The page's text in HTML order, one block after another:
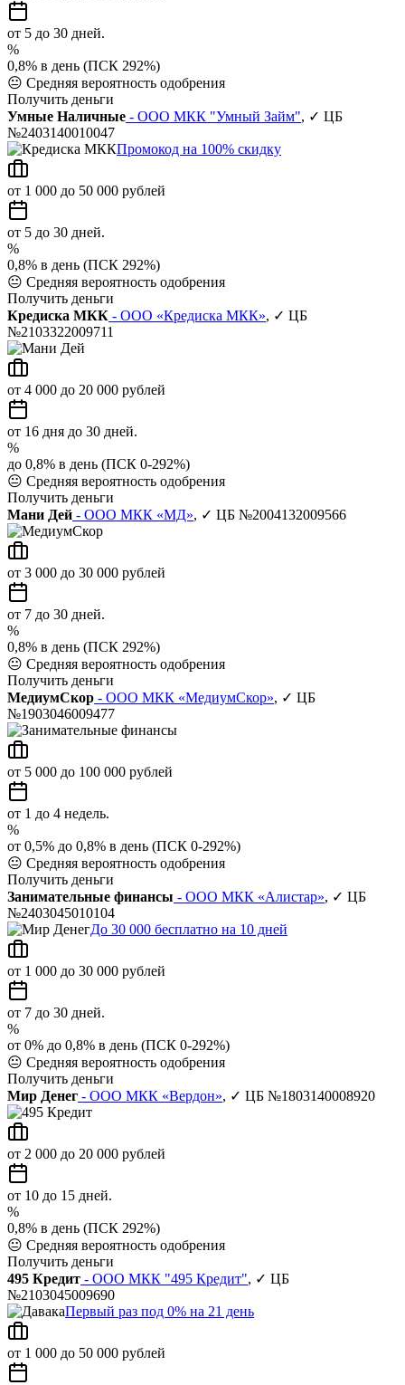
от 5 до 30 дней.
%
0,8% в день (ПСК 292%)
😐 Средняя вероятность одобрения
Получить деньги
Умные Наличные - ООО МКК "Умный Займ", ✓ ЦБ
№2403140010047
Промокод на 100% скидку
от 1 000 до 50 000 рублей
от 5 до 30 дней.
%
0,8% в день (ПСК 292%)
😐 Средняя вероятность одобрения
Получить деньги
Кредиска МКК - ООО «Кредиска МКК», ✓ ЦБ
№2103322009711
от 4 000 до 20 000 рублей
от 16 дня до 30 дней.
%
до 0,8% в день (ПСК 0-292%)
😐 Средняя вероятность одобрения
Получить деньги
Мани Дей - ООО МКК «МД», ✓ ЦБ №2004132009566
от 3 000 до 30 000 рублей
от 7 до 30 дней.
%
0,8% в день (ПСК 292%)
😐 Средняя вероятность одобрения
Получить деньги
МедиумСкор - ООО МКК «МедиумСкор», ✓ ЦБ
№1903046009477
от 5 000 до 100 000 рублей
от 1 до 4 недель.
%
от 0,5% до 0,8% в день (ПСК 0-292%)
😐 Средняя вероятность одобрения
Получить деньги
Занимательные финансы - ООО МКК «Алистар», ✓ ЦБ
№2403045010104
До 30 000 бесплатно на 10 дней
от 1 000 до 30 000 рублей
от 7 до 30 дней.
%
от 0% до 0,8% в день (ПСК 0-292%)
😐 Средняя вероятность одобрения
Получить деньги
Мир Денег - ООО МКК «Вердон», ✓ ЦБ №1803140008920
от 2 000 до 20 000 рублей
от 10 до 15 дней.
%
0,8% в день (ПСК 292%)
😐 Средняя вероятность одобрения
Получить деньги
495 Кредит - ООО МКК "495 Кредит", ✓ ЦБ
№2103045009690
Первый раз под 0% на 21 день
от 1 000 до 50 000 рублей